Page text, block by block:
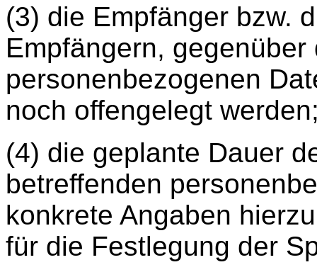
(3) die Empfänger bzw.
Empfängern,
personenbezogenen
noch offengelegt
(4) die geplante Dauer
betreffenden
konkrete Angaben
für die Festlegung der